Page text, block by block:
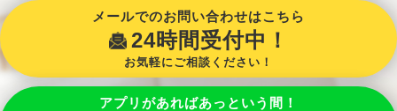
メールでのお問い合わせはこちら
24時間受付中！
お気軽にご相談ください！
アプリがあればあっという間！